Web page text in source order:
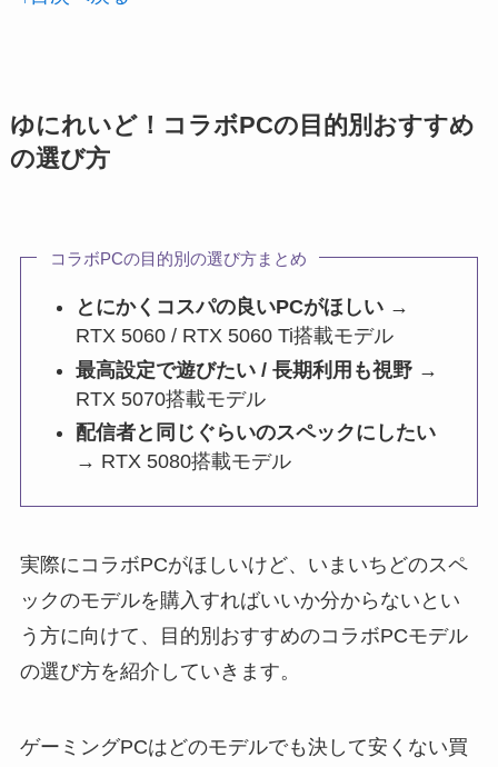
ゆにれいど！コラボPCの目的別おすすめ
の選び方
コラボPCの目的別の選び方まとめ
とにかくコスパの良いPCがほしい →
RTX 5060 / RTX 5060 Ti搭載モデル
最高設定で遊びたい / 長期利用も視野 →
RTX 5070搭載モデル
配信者と同じぐらいのスペックにしたい
→ RTX 5080搭載モデル
実際にコラボPCがほしいけど、いまいちどのスペ
ックのモデルを購入すればいいか分からないとい
う方に向けて、目的別おすすめのコラボPCモデル
の選び方を紹介していきます。
ゲーミングPCはどのモデルでも決して安くない買